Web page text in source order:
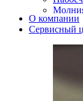
Уход и
О компании
Сервисный